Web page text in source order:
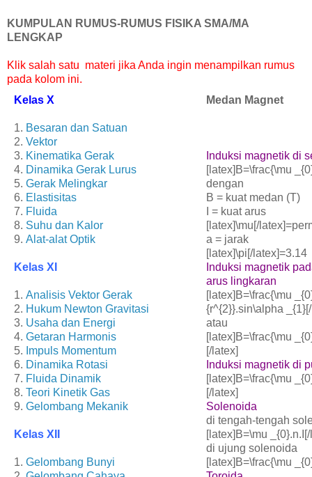
KUMPULAN RUMUS-RUMUS FISIKA SMA/MA
LENGKAP
Klik salah satu materi jika Anda ingin menampilkan rumus
pada kolom ini.
Kelas X
1. Besaran dan Satuan
2. Vektor
3. Kinematika Gerak
4. Dinamika Gerak Lurus
5. Gerak Melingkar
6. Elastisitas
7. Fluida
8. Suhu dan Kalor
9. Alat-alat Optik
Kelas XI
1. Analisis Vektor Gerak
2. Hukum Newton Gravitasi
3. Usaha dan Energi
4. Getaran Harmonis
5. Impuls Momentum
6. Dinamika Rotasi
7. Fluida Dinamik
8. Teori Kinetik Gas
9. Gelombang Mekanik
Kelas XII
1. Gelombang Bunyi
Medan Magnet
Induksi magnetik di
[latex]B=\frac{\mu
dengan
B = kuat medan (T)
I = kuat arus
[latex]\mu[/
a = jarak
[latex]\pi[/latex]=3.14
Induksi magnetik
arus lingkaran
[latex]B=\frac{\mu
{r^{2}}.sin\alpha
atau
[latex]B=\frac{\mu
[/latex]
Induksi magnetik di
[latex]B=\frac{\mu
[/latex]
Solenoida
di tengah-tengah
[latex]B=\mu
di ujung solenoida
[latex]B=\frac{\mu